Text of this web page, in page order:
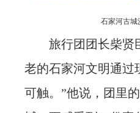
石家河古城
旅行团团长柴贤
老的石家河文明通过
可触。”他说，团里